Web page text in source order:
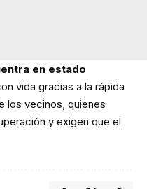
en estado
vida gracias a la rápida
los vecinos, quienes
y exigen que el